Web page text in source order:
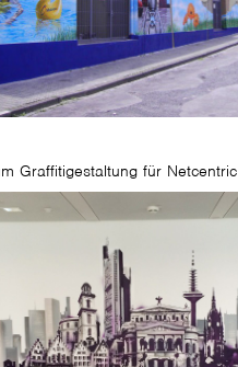
Graffitigestaltung für Netcentric